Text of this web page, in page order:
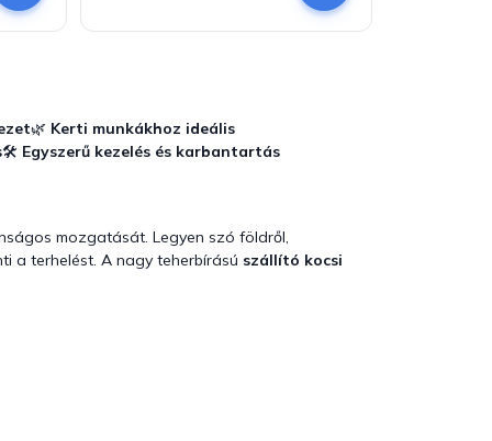
🌿 Kerti munkákhoz ideális
🛠️ Egyszerű kezelés és karbantartás
mozgatását. Legyen szó földről,
a terhelést. A nagy teherbírású szállító kocsi